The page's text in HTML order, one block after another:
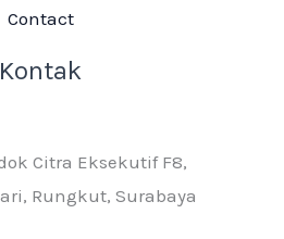
Contact
Kontak
Citra Eksekutif F8,
Rungkut, Surabaya